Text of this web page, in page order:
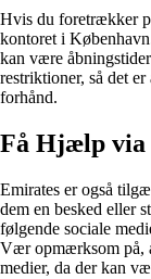
Hvis du foretrækker
kontoret i
kan være
restriktioner, så det
forhånd.
Få Hjælp via
Emirates er også
dem en besked eller
følgende sociale
Vær opmærksom på,
medier, da der kan